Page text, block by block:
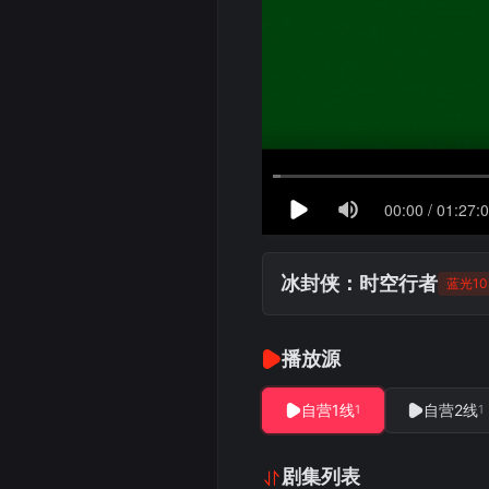
冰封侠：时空行者 蓝光
播放源
自营1线1 自营2线1
剧集列表